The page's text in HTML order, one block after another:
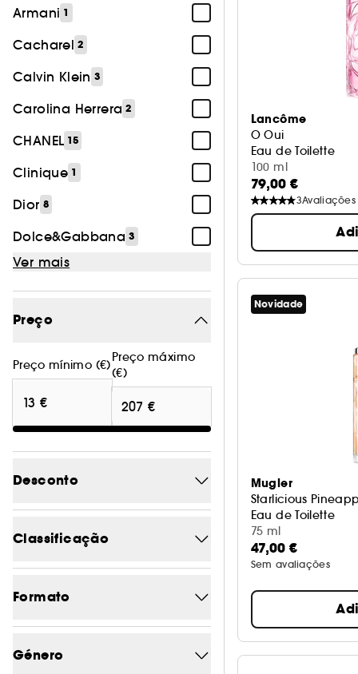
Armani 1
Cacharel 2
Calvin Klein 3
Carolina Herrera 2
CHANEL 15
Clinique 1
Dior 8
Dolce&Gabbana 3
Ver mais
Preço
Preço mínimo (€)
Preço máximo
(€)
Desconto
-21.9
-30.5 1
Classificação
Formato
Género
Lancôme
O Oui
Eau de Toilette
100 ml
79,00 €
3Avaliações
Novidade
Mugler
Starlicious
Eau de Toilette
75 ml
47,00 €
Sem avaliações